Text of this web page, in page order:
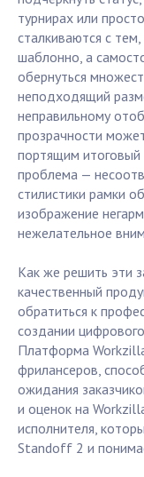
турнирах или
сталкиваются с
шаблонно, а
обернуться
неподходящий
неправильному
прозрачности
портящим итоговый
проблема —
стилистики рамки
изображение
нежелательное
Как же решить эти
качественный
обратиться к
создании
Платформа
фрилансеров,
ожидания
и оценок на
исполнителя,
Standoff 2 и